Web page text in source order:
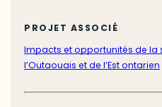
PROJET ASSOCIÉ
Impacts et opportunités de la
l’Outaouais et de l’Est ontarien